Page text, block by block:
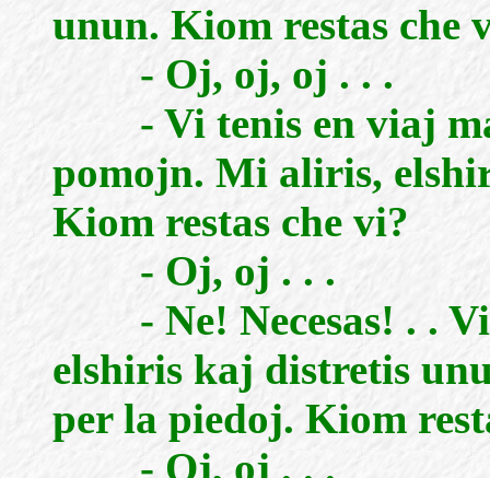
unun. Kiom restas che
- Oj, oj, oj . . .
- Vi tenis en viaj
pomojn. Mi aliris,
Kiom restas che vi?
- Oj, oj . . .
- Ne! Necesas! . .
elshiris kaj distretis
per la piedoj. Kiom
- Oj, oj . . .